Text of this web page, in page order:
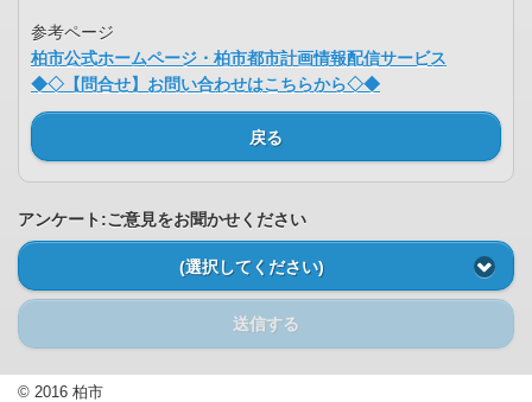
参考ページ
柏市公式ホームページ・柏市都市計画情報配信サービス
◆◇【問合せ】お問い合わせはこちらから◇◆
戻る
アンケート:ご意見をお聞かせください
(選択してください)
送信する
© 2016 柏市